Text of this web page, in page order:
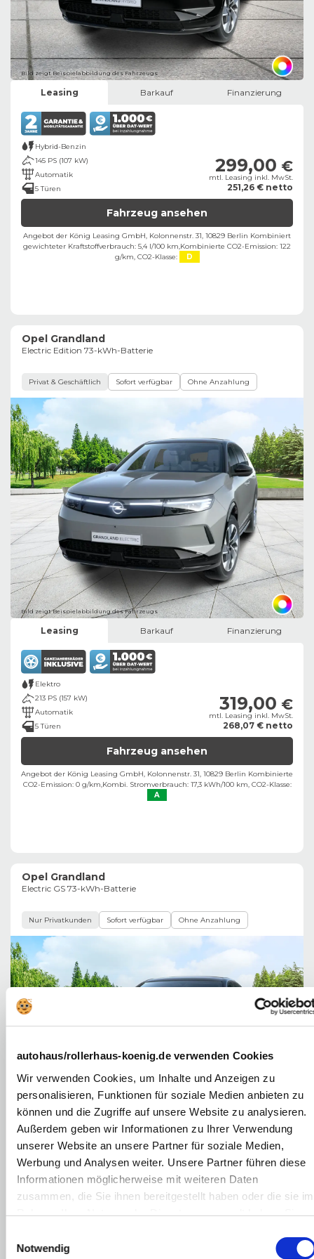
autohaus/rollerhaus-koenig.de verwenden Cookies
Wir verwenden Cookies, um Inhalte und Anzeigen zu
personalisieren, Funktionen für soziale Medien anbieten zu
können und die Zugriffe auf unsere Website zu analysieren.
Außerdem geben wir Informationen zu Ihrer Verwendung
unserer Website an unsere Partner für soziale Medien,
Werbung und Analysen weiter. Unsere Partner führen diese
Informationen möglicherweise mit weiteren Daten
zusammen, die Sie ihnen bereitgestellt haben oder die sie im
Rahmen Ihrer Nutzung der Dienste gesammelt haben. Sie
Webseite weiterhin nutzen.
Notwendig
Bild zeigt Beispielabbildung des Fahrzeugs
Leasing Barkauf Finanzierung
Hybrid-Benzin
145 PS (107 kW)
Automatik
5 Türen
299,00 €
mtl. Leasing inkl. MwSt.
251,26 € netto
Fahrzeug ansehen
Angebot der König Leasing GmbH, Kolonnenstr. 31, 10829 Berlin ​ Kombiniert
gewichteter Kraftstoffverbrauch: 5,4 l/100 km,Kombinierte CO2-Emission: 122
g/km, CO2-Klasse: D
Opel Grandland
Electric Edition 73-kWh-Batterie
Privat & Geschäftlich Sofort verfügbar Ohne Anzahlung
Bild zeigt Beispielabbildung des Fahrzeugs
Leasing Barkauf Finanzierung
Elektro
213 PS (157 kW)
Automatik
5 Türen
319,00 €
mtl. Leasing inkl. MwSt.
268,07 € netto
Fahrzeug ansehen
Angebot der König Leasing GmbH, Kolonnenstr. 31, 10829 Berlin ​ Kombinierte
CO2-Emission: 0 g/km,Kombi. Stromverbrauch: 17,3 kWh/100 km, CO2-Klasse:
A
Opel Grandland
Electric GS 73-kWh-Batterie
Nur Privatkunden Sofort verfügbar Ohne Anzahlung
Bild zeigt Beispielabbildung des Fahrzeugs
Leasing Barkauf Finanzierung
Automatik
349,00€
mtl. Leasing inkl. MwSt.